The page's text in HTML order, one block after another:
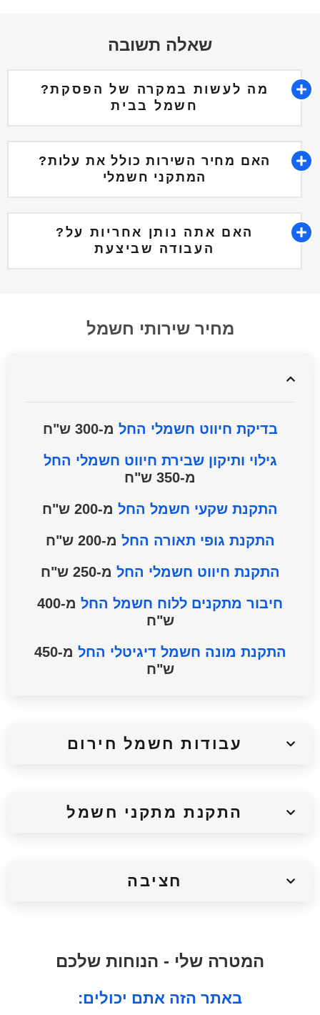
שאלה תשובה
?מה לעשות במקרה של הפסקת
חשמל בבית
?האם מחיר השירות כולל את עלות
המתקני חשמלי
?האם אתה נותן אחריות על
העבודה שביצעת
מחיר שירותי חשמל
בדיקת חיווט חשמלי החל מ-300 ש"ח
גילוי ותיקון שבירת חיווט חשמלי החל
מ-350 ש"ח
התקנת שקעי חשמל החל מ-200 ש"ח
התקנת גופי תאורה החל מ-200 ש"ח
התקנת חיווט חשמלי החל מ-250 ש"ח
חיבור מתקנים ללוח חשמל החל
מ-400
ש"ח
התקנת מונה חשמל דיגיטלי החל
מ-450
ש"ח
עבודות חשמל חירום
התקנת מתקני חשמל
חציבה
המטרה שלי - הנוחות שלכם
:באתר הזה אתם יכולים